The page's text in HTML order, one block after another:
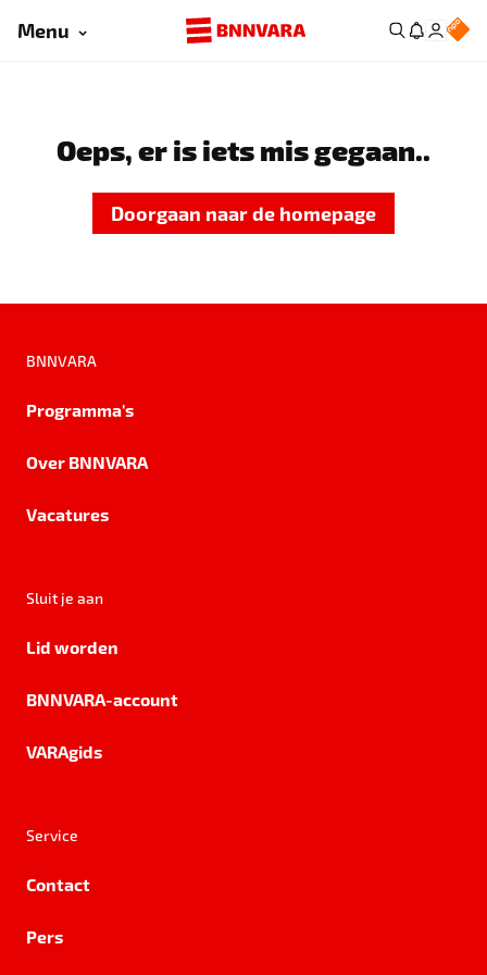
Menu
Oeps, er is iets mis gegaan..
Doorgaan naar de homepage
BNNVARA
Programma's
Over BNNVARA
Vacatures
Sluit je aan
Lid worden
BNNVARA-account
VARAgids
Service
Contact
Pers